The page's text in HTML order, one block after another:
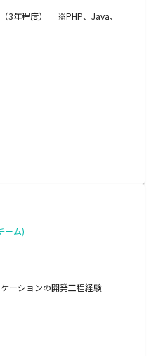
（3年程度） ※PHP、Java、
ーム)
ーションの開発工程経験